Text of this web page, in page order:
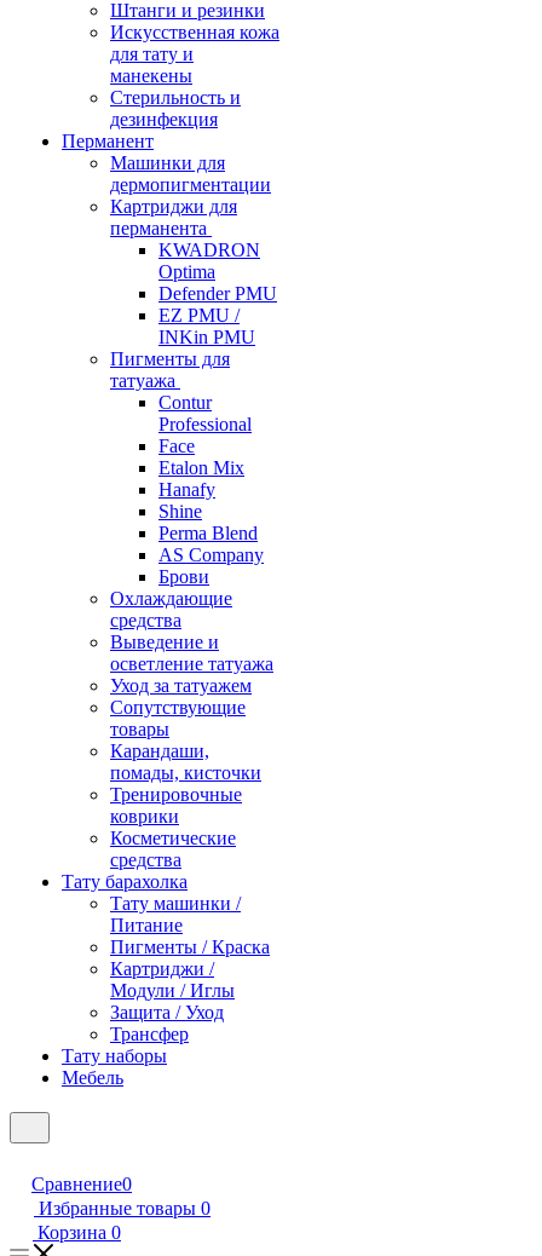
Штанги и резинки
Искусственная кожа
для тату и
манекены
Стерильность и
дезинфекция
Перманент
Машинки для
дермопигментации
Картриджи для
перманента
KWADRON
Optima
Defender PMU
EZ PMU /
INKin PMU
Пигменты для
татуажа
Contur
Professional
Face
Etalon Mix
Hanafy
Shine
Perma Blend
AS Company
Брови
Охлаждающие
средства
Выведение и
осветление татуажа
Уход за татуажем
Сопутствующие
товары
Карандаши,
помады, кисточки
Тренировочные
коврики
Косметические
средства
Тату барахолка
Тату машинки /
Питание
Пигменты / Краска
Картриджи /
Модули / Иглы
Защита / Уход
Трансфер
Тату наборы
Мебель
Сравнение0
Избранные товары 0
Корзина 0